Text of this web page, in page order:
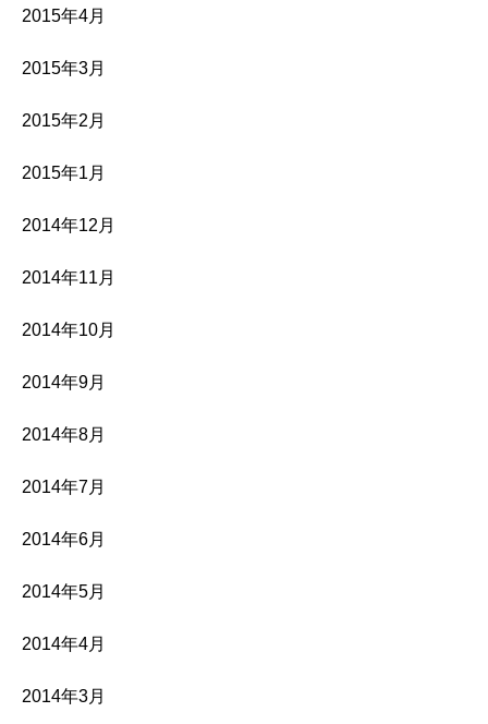
2015年4月
2015年3月
2015年2月
2015年1月
2014年12月
2014年11月
2014年10月
2014年9月
2014年8月
2014年7月
2014年6月
2014年5月
2014年4月
2014年3月